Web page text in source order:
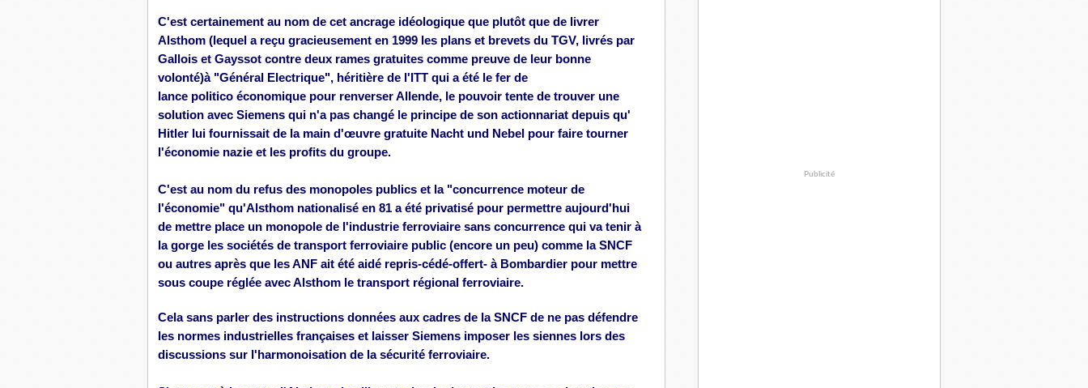
C'est certainement au nom de cet ancrage idéologique que plutôt que de livrer
Alsthom (lequel a reçu gracieusement en 1999 les plans et brevets du TGV, livrés par
Gallois et Gayssot contre deux rames gratuites comme preuve de leur bonne
volonté)à "Général Electrique", héritière de l'ITT qui a été le fer de
lance politico économique pour renverser Allende, le pouvoir tente de trouver une
solution avec Siemens qui n'a pas changé le principe de son actionnariat depuis qu'
Hitler lui fournissait de la main d'œuvre gratuite Nacht und Nebel pour faire tourner
l'économie nazie et les profits du groupe.
C'est au nom du refus des monopoles publics et la "concurrence moteur de
l'économie" qu'Alsthom nationalisé en 81 a été privatisé pour permettre aujourd'hui
de mettre place un monopole de l'industrie ferroviaire sans concurrence qui va tenir à
la gorge les sociétés de transport ferroviaire public (encore un peu) comme la SNCF
ou autres après que les ANF ait été aidé repris-cédé-offert- à Bombardier pour mettre
sous coupe réglée avec Alsthom le transport régional ferroviaire.
Cela sans parler des instructions données aux cadres de la SNCF de ne pas défendre
les normes industrielles françaises et laisser Siemens imposer les siennes lors des
discussions sur l'harmonoisation de la sécurité ferroviaire.
Publicité